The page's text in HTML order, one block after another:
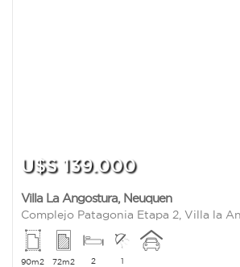
U$S 139.000
Villa La Angostura, Neuquen
Complejo Patagonia Etapa 2, Villa la
90m2 72m2 2 1